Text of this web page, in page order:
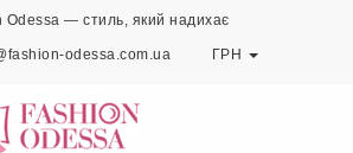
Odessa — стиль, який надихає
odessa.com.ua ГРН